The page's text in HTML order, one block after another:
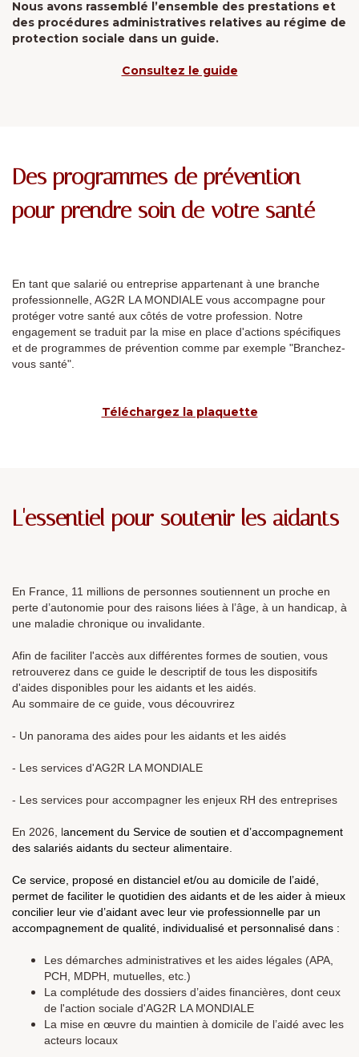
Nous avons rassemblé l’ensemble des prestations et
des procédures administratives relatives au régime de
protection sociale dans un guide.
Consultez le guide
Des programmes de prévention
pour prendre soin de votre santé
En tant que salarié ou entreprise appartenant à une branche
professionnelle, AG2R LA MONDIALE vous accompagne pour
protéger votre santé aux côtés de votre profession. Notre
engagement se traduit par la mise en place d'actions spécifiques
et de programmes de prévention comme par exemple "Branchez-
vous santé".
Téléchargez la plaquette
L'essentiel pour soutenir les aidants
En France, 11 millions de personnes soutiennent un proche en
perte d’autonomie pour des raisons liées à l’âge, à un handicap, à
une maladie chronique ou invalidante.
Afin de faciliter l'accès aux différentes formes de soutien, vous
retrouverez dans ce guide le descriptif de tous les dispositifs
d'aides disponibles pour les aidants et les aidés.
Au sommaire de ce guide, vous découvrirez
- Un panorama des aides pour les aidants et les aidés
- Les services d'AG2R LA MONDIALE
- Les services pour accompagner les enjeux RH des entreprises
En 2026, lancement du Service de soutien et d’accompagnement
des salariés aidants du secteur alimentaire.
Ce service, proposé en distanciel et/ou au domicile de l’aidé,
permet de faciliter le quotidien des aidants et de les aider à mieux
concilier leur vie d’aidant avec leur vie professionnelle par un
accompagnement de qualité, individualisé et personnalisé dans :
Les démarches administratives et les aides légales (APA,
PCH, MDPH, mutuelles, etc.)
La complétude des dossiers d’aides financières, dont ceux
de l'action sociale d'AG2R LA MONDIALE
La mise en œuvre du maintien à domicile de l’aidé avec les
acteurs locaux